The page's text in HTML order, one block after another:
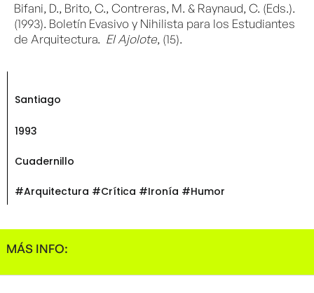
Bifani, D., Brito, C., Contreras, M. & Raynaud, C. (Eds.).
(1993). Boletín Evasivo y Nihilista para los Estudiantes
de Arquitectura. El Ajolote, (15).
Santiago
1993
Cuadernillo
#Arquitectura #Crítica #Ironía #Humor
MÁS INFO: